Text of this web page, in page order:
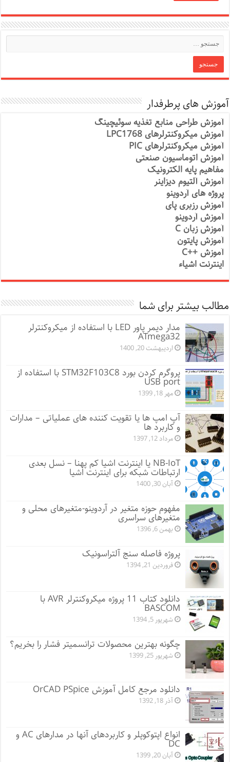
آموزش های پرطرفدار
آموزش طراحی منابع تغذیه سوئیچینگ
آموزش میکروکنترلرهای LPC1768
آموزش میکروکنترلرهای PIC
آموزش اتوماسیون صنعتی
مفاهیم پایه الکترونیک
آموزش آلتیوم دیزاینر
پروژه های آردوینو
آموزش رزبری پای
آموزش آردوینو
آموزش زبان C
آموزش پایتون
آموزش ++C
اینترنت اشیاء
مطالب بیشتر برای شما
مدار دیمر پاور LED با استفاده از میکروکنترلر
ATmega32
اردیبهشت 20, 1400
پروگرم کردن بورد STM32F103C8 با استفاده از
USB port
مهر 18, 1399
آپ امپ ها یا تقویت کننده های عملیاتی – مدارات
و کاربرد ها
مرداد 12, 1397
NB-IoT یا اینترنت اشیا کم پهنا – نسل بعدی
ارتباطات شبکه برای اینترنت اشیا
آبان 30, 1400
مفهوم حوزه متغیر در آردوینو-متغیرهای محلی و
متغیرهای سراسری
بهمن 6, 1396
پروژه فاصله سنج آلتراسونیک
فروردین 21, 1394
دانلود کتاب 11 پروژه میکروکنترلر AVR با
BASCOM
شهریور 5, 1394
چگونه بهترین محصولات ترانسمیتر فشار را بخریم؟
شهریور 25, 1399
دانلود مرجع کامل آموزش OrCAD PSpice
آذر 18, 1392
انواع اپتوکوپلر و کاربردهای آنها در مدارهای AC و
DC
آبان 20, 1399